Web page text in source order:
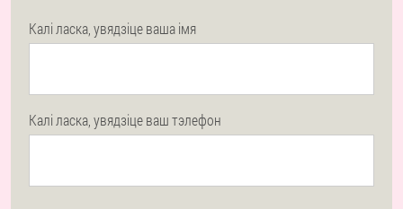
Калі ласка, увядзіце ваша імя
Калі ласка, увядзіце ваш тэлефон